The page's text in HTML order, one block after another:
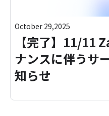
October 29,2025
【完了】11/11
ナンスに伴うサ
知らせ